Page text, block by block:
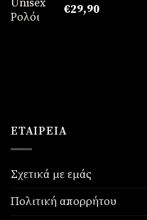
€29,90
ΕΤΑΙΡΕΊΑ
Σχετικά με εμάς
Πολιτική απορρήτου